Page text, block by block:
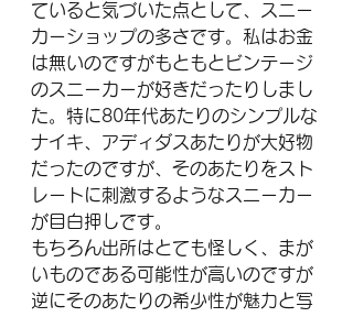
ていると気づいた点として、スニー
カーショップの多さです。私はお金
は無いのですがもともとビンテージ
のスニーカーが好きだったりしまし
た。特に80年代あたりのシンプルな
ナイキ、アディダスあたりが大好物
だったのですが、そのあたりをスト
レートに刺激するようなスニーカー
が目白押しです。
もちろん出所はとても怪しく、まが
いものである可能性が高いのですが
逆にそのあたりの希少性が魅力と写